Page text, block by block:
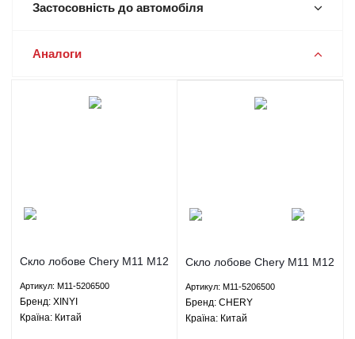
Застосовність до автомобіля
Аналоги
Скло лобове Chery M11 M12
Артикул: M11-5206500
Брeнд: XINYI
Країна: Китай
Скло лобове Chery M11 M12
Артикул: M11-5206500
Брeнд: CHERY
Країна: Китай